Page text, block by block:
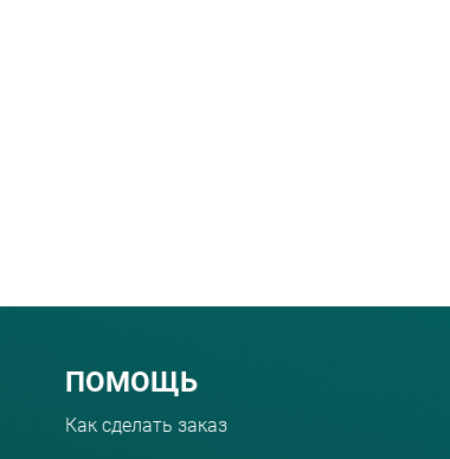
ПОМОЩЬ
Как сделать заказ